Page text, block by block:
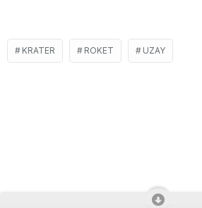
KRATER ROKET UZAY